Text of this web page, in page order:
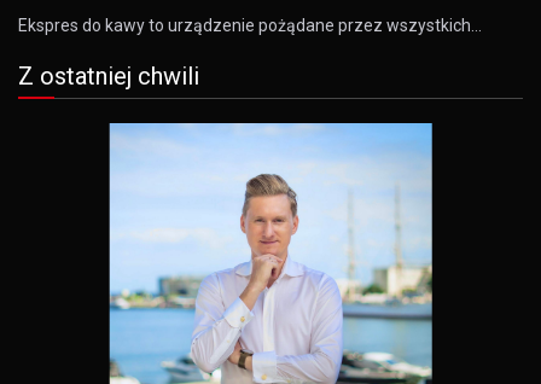
Ekspres do kawy to urządzenie pożądane przez wszystkich…
Z ostatniej chwili